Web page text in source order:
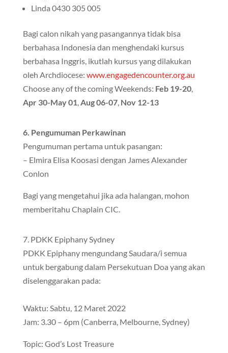
Linda 0430 305 005
Bagi calon nikah yang pasangannya tidak bisa
berbahasa Indonesia dan menghendaki kursus
berbahasa Inggris, ikutlah kursus yang dilakukan
oleh Archdiocese: www.engagedencounter.org.au
Choose any of the coming Weekends: Feb 19-20,
Apr 30-May 01,Aug 06-07, Nov 12-13
6. Pengumuman Perkawinan
Pengumuman pertama untuk pasangan:
– Elmira Elisa Koosasi dengan James Alexander
Conlon
Bagi yang mengetahui jika ada halangan, mohon
memberitahu Chaplain CIC.
7. PDKK Epiphany Sydney
PDKK Epiphany mengundang Saudara/i semua
untuk bergabung dalam Persekutuan Doa yang akan
diselenggarakan pada:
Waktu: Sabtu, 12 Maret 2022
Jam: 3.30 – 6pm (Canberra, Melbourne, Sydney)
Topic: God’s Lost Treasure